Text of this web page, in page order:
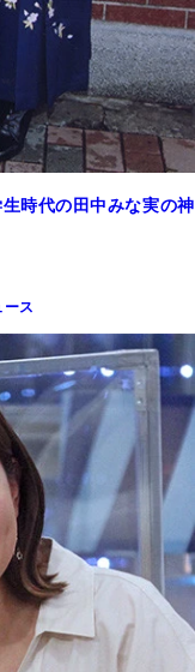
時代の田中みな実の神
ース